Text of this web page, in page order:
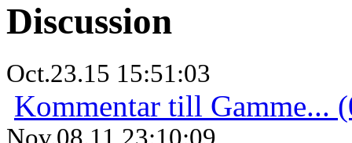
Discussion
Oct.23.15 15:51:03
Kommentar till Gamme...
Nov.08.11 23:10:09